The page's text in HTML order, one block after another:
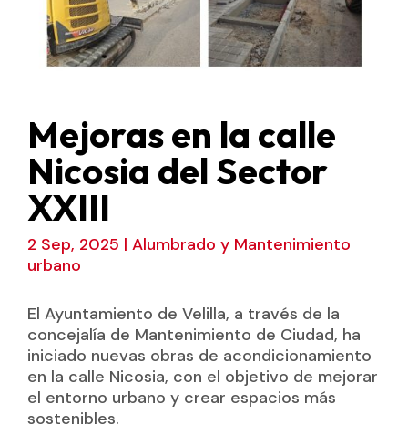
Mejoras en la calle
Nicosia del Sector
XXIII
2 Sep, 2025 | Alumbrado y Mantenimiento
urbano
El Ayuntamiento de Velilla, a través de la
concejalía de Mantenimiento de Ciudad, ha
iniciado nuevas obras de acondicionamiento
en la calle Nicosia, con el objetivo de mejorar
el entorno urbano y crear espacios más
sostenibles.